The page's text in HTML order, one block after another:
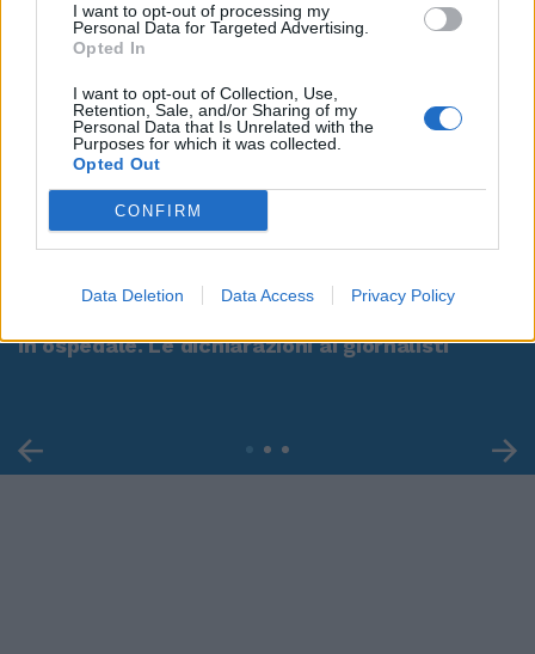
I want to opt-out of processing my
Personal Data for Targeted Advertising.
Opted In
I want to opt-out of Collection, Use,
Retention, Sale, and/or Sharing of my
Personal Data that Is Unrelated with the
Purposes for which it was collected.
Opted Out
CONFIRM
Data Deletion Data Access Privacy Policy
00:00 01:16
in ospedale. Le dichiarazioni ai giornalisti